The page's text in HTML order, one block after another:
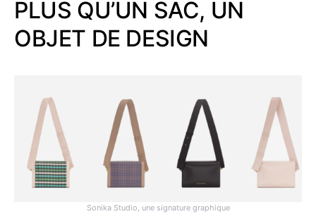
PLUS QU’UN SAC, UN
OBJET DE DESIGN
Sonika Studio, une signature graphique